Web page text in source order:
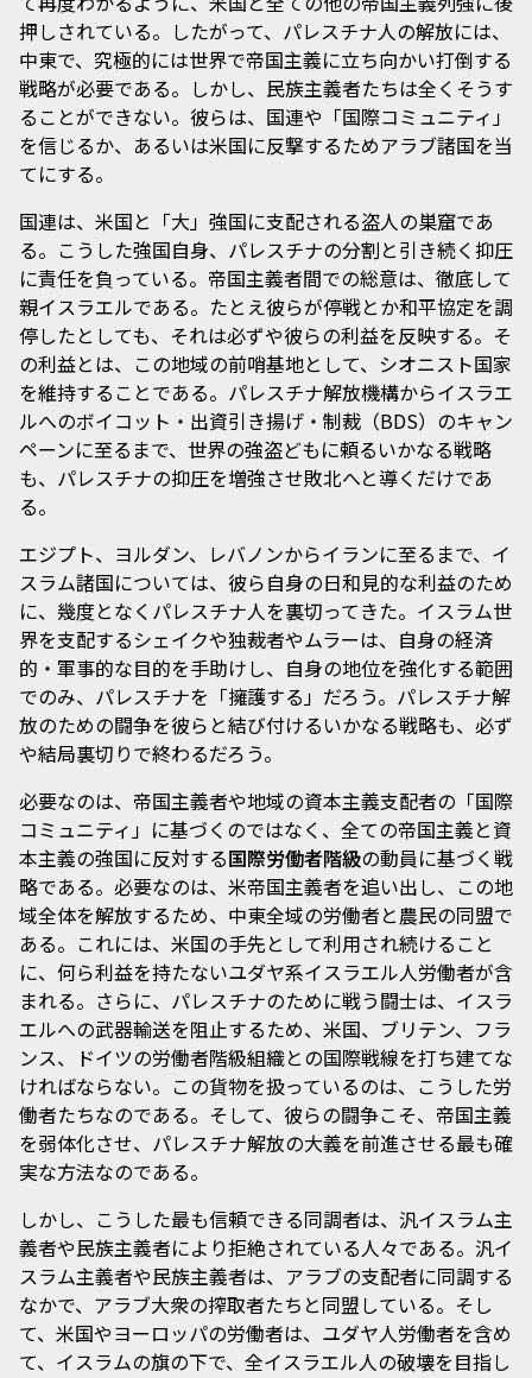
押しされている。したがって、パレスチナ人の解放には、
中東で、究極的には世界で帝国主義に立ち向かい打倒する
戦略が必要である。しかし、民族主義者たちは全くそうす
ることができない。彼らは、国連や「国際コミュニティ」
を信じるか、あるいは米国に反撃するためアラブ諸国を当
てにする。
国連は、米国と「大」強国に支配される盗人の巣窟であ
る。こうした強国自身、パレスチナの分割と引き続く抑圧
に責任を負っている。帝国主義者間での総意は、徹底して
親イスラエルである。たとえ彼らが停戦とか和平協定を調
停したとしても、それは必ずや彼らの利益を反映する。そ
の利益とは、この地域の前哨基地として、シオニスト国家
を維持することである。パレスチナ解放機構からイスラエ
ルへのボイコット・出資引き揚げ・制裁（BDS）のキャン
ペーンに至るまで、世界の強盗どもに頼るいかなる戦略
も、パレスチナの抑圧を増強させ敗北へと導くだけであ
る。
エジプト、ヨルダン、レバノンからイランに至るまで、イ
スラム諸国については、彼ら自身の日和見的な利益のため
に、幾度となくパレスチナ人を裏切ってきた。イスラム世
界を支配するシェイクや独裁者やムラーは、自身の経済
的・軍事的な目的を手助けし、自身の地位を強化する範囲
でのみ、パレスチナを「擁護する」だろう。パレスチナ解
放のための闘争を彼らと結び付けるいかなる戦略も、必ず
や結局裏切りで終わるだろう。
必要なのは、帝国主義者や地域の資本主義支配者の「国際
コミュニティ」に基づくのではなく、全ての帝国主義と資
本主義の強国に反対する国際労働者階級の動員に基づく戦
略である。必要なのは、米帝国主義者を追い出し、この地
域全体を解放するため、中東全域の労働者と農民の同盟で
ある。これには、米国の手先として利用され続けること
に、何ら利益を持たないユダヤ系イスラエル人労働者が含
まれる。さらに、パレスチナのために戦う闘士は、イスラ
エルへの武器輸送を阻止するため、米国、ブリテン、フラ
ンス、ドイツの労働者階級組織との国際戦線を打ち建てな
ければならない。この貨物を扱っているのは、こうした労
働者たちなのである。そして、彼らの闘争こそ、帝国主義
を弱体化させ、パレスチナ解放の大義を前進させる最も確
実な方法なのである。
しかし、こうした最も信頼できる同調者は、汎イスラム主
義者や民族主義者により拒絶されている人々である。汎イ
スラム主義者や民族主義者は、アラブの支配者に同調する
なかで、アラブ大衆の搾取者たちと同盟している。そし
て、米国やヨーロッパの労働者は、ユダヤ人労働者を含め
て、イスラムの旗の下で、全イスラエル人の破壊を目指し